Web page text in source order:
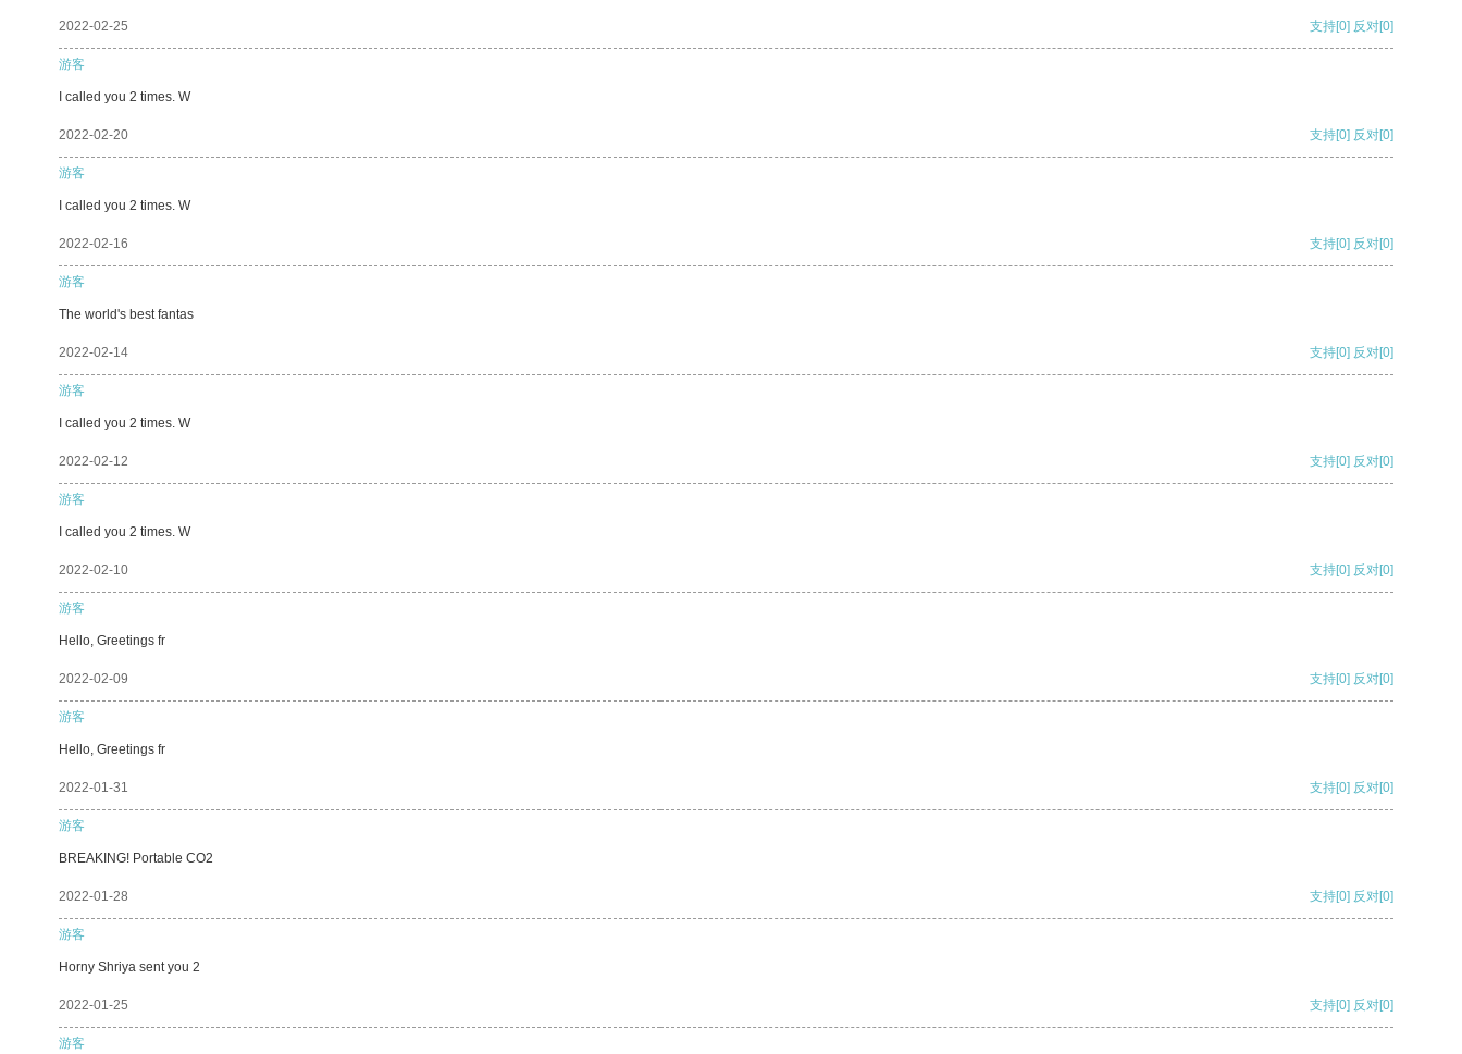
2022-02-25 支持[0] 反对[0]
游客
I called you 2 times. W
2022-02-20 支持[0] 反对[0]
游客
I called you 2 times. W
2022-02-16 支持[0] 反对[0]
游客
The world's best fantas
2022-02-14 支持[0] 反对[0]
游客
I called you 2 times. W
2022-02-12 支持[0] 反对[0]
游客
I called you 2 times. W
2022-02-10 支持[0] 反对[0]
游客
Hello, Greetings fr
2022-02-09 支持[0] 反对[0]
游客
Hello, Greetings fr
2022-01-31 支持[0] 反对[0]
游客
BREAKING! Portable CO2
2022-01-28 支持[0] 反对[0]
游客
Horny Shriya sent you 2
2022-01-25 支持[0] 反对[0]
游客